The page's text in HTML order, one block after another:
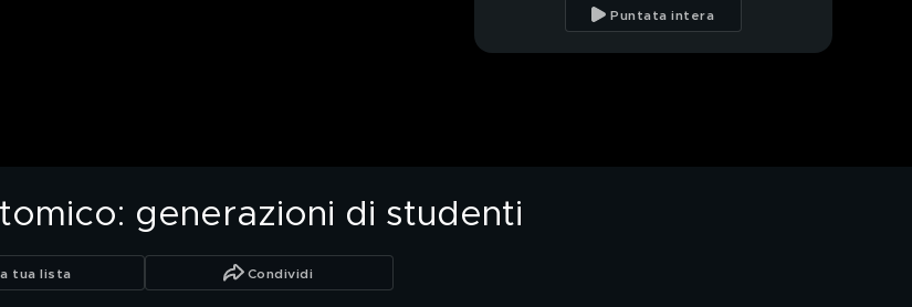
d'oro fantastica
Puntata intera
generazioni di studenti
tua lista Condividi